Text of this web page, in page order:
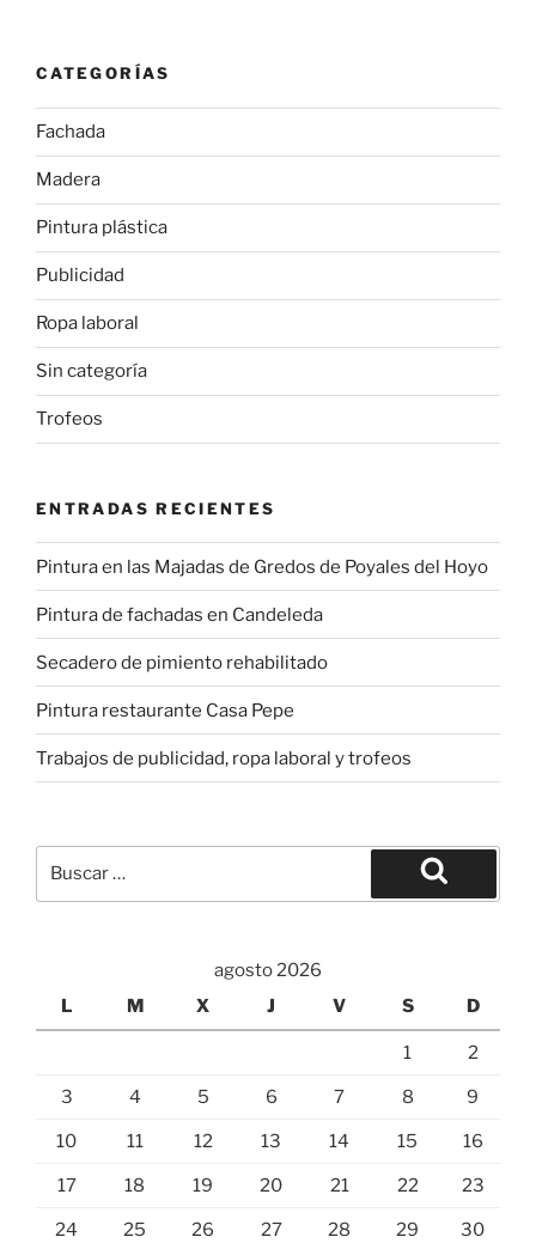
CATEGORÍAS
Fachada
Madera
Pintura plástica
Publicidad
Ropa laboral
Sin categoría
Trofeos
ENTRADAS RECIENTES
Pintura en las Majadas de Gredos de Poyales del Hoyo
Pintura de fachadas en Candeleda
Secadero de pimiento rehabilitado
Pintura restaurante Casa Pepe
Trabajos de publicidad, ropa laboral y trofeos
por:
Buscar
agosto 2026
L
M X J V S D
1 2
3 4 5 6 7 8 9
10 11 12 13 14 15 16
17 18 19 20 21 22 23
24 25 26 27 28 29 30